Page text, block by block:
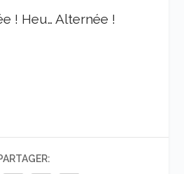
! Heu… Alternée !